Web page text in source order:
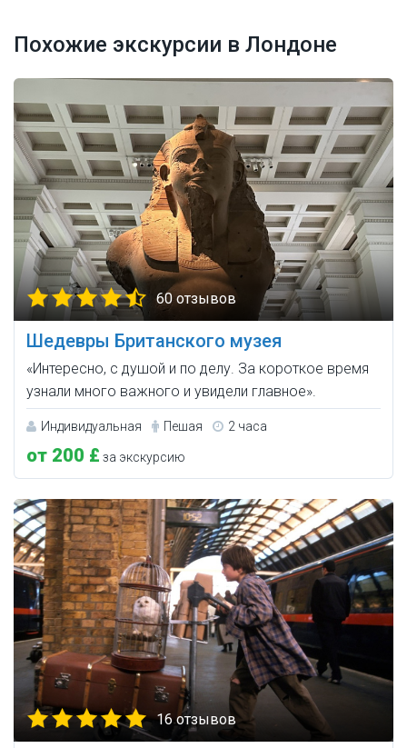
Похожие экскурсии в Лондоне
60 отзывов
Шедевры Британского музея
«Интересно, с душой и по делу. За короткое время
узнали много важного и увидели главное».
Индивидуальная Пешая 2 часа
от 200 £ за экскурсию
16 отзывов